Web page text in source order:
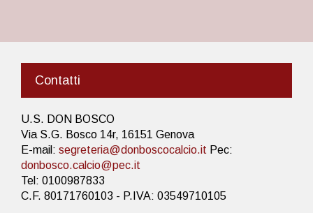
Contatti
U.S. DON BOSCO
Via S.G. Bosco 14r, 16151 Genova
E-mail: segreteria@donboscocalcio.it Pec:
donbosco.calcio@pec.it
Tel: 0100987833
C.F. 80171760103 - P.IVA: 03549710105